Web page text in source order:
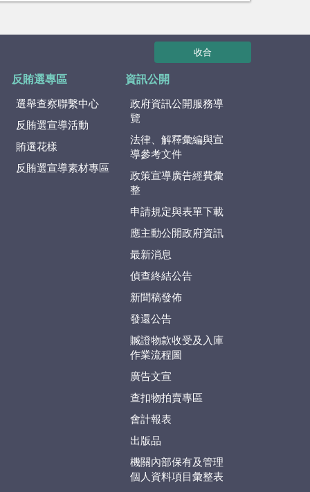
收合
反賄選專區
選舉查察聯繫中心
反賄選宣導活動
賄選花樣
反賄選宣導素材專區
資訊公開
政府資訊公開服務導
覽
法律、解釋彙編與宣
導參考文件
政策宣導廣告經費彙
整
申請規定與表單下載
應主動公開政府資訊
最新消息
偵查終結公告
新聞稿發佈
發還公告
贓證物款收受及入庫
作業流程圖
廣告文宣
查扣物拍賣專區
會計報表
出版品
機關內部保有及管理
個人資料項目彙整表